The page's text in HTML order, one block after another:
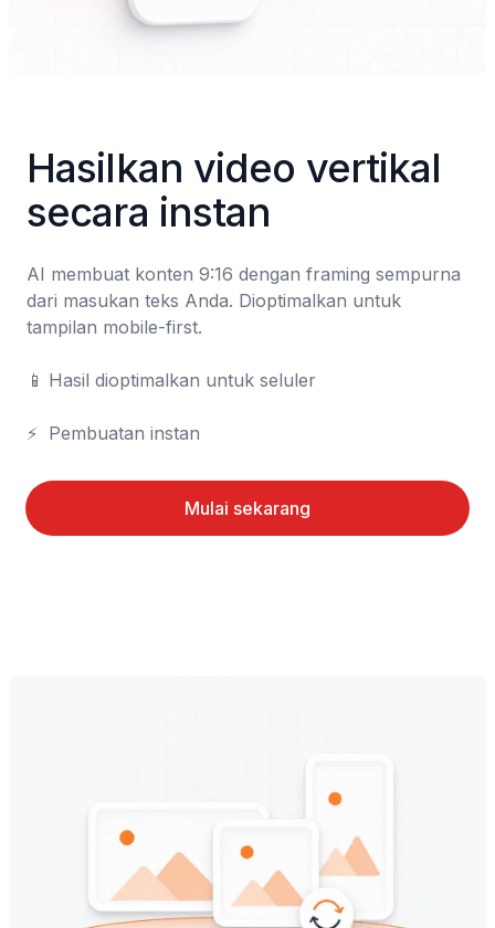
Hasilkan video vertikal
secara instan
AI membuat konten 9:16 dengan framing sempurna
dari masukan teks Anda. Dioptimalkan untuk
tampilan mobile-first.
📱	Hasil dioptimalkan untuk seluler
⚡	Pembuatan instan
Mulai sekarang